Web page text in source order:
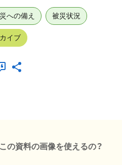
への備え 被災状況
イブ
の資料の画像を使えるの？